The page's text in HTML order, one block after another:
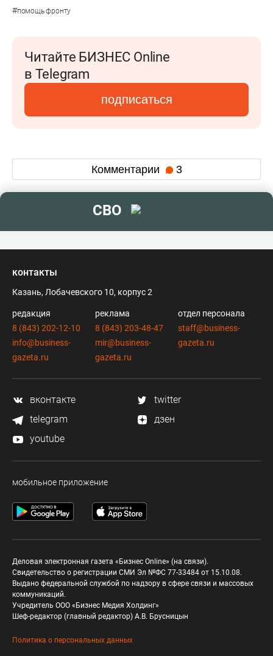
#помощь фронту
Читайте БИЗНЕС Online
в Telegram
подписаться
Комментарии 3
СВО
контакты
Казань, Лобачевского 10, корпус 2
редакция
8 (843) 202-12-10
info@business-
gazeta.ru
реклама
8 (843) 203-48-47
mir@business-
gazeta.ru
отдел персонала
staff@business-
gazeta.ru
вконтакте
twitter
telegram
дзен
youtube
мобильное приложение
Деловая электронная газета «Бизнес Online» (на связи).
Свидетельство о регистрации СМИ Эл №ФС 77-33484 от 15.10.08.
Выдано федеральной службой по надзору в сфере связи и массовых
коммуникаций.
Учредитель ООО «Бизнес Медия Холдинг»
Шеф-редактор (главный редактор) А.В. Брусницын
Политика о персональных данных